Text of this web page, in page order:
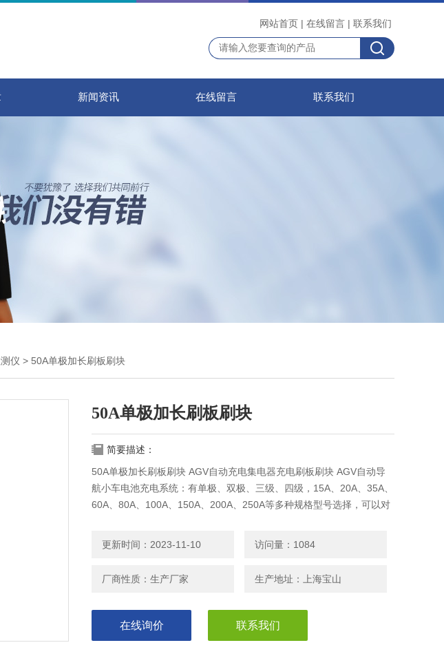
网站首页 | 在线留言 | 联系我们
新闻资讯 在线留言 联系我们
仪 > 50A单极加长刷板刷块
50A单极加长刷板刷块
简要描述：
50A单极加长刷板刷块 AGV自动充电集电器充电刷板刷块 AGV自动导
航小车电池充电系统：有单极、双极、三级、四级，15A、20A、35A、
60A、80A、100A、150A、200A、250A等多种规格型号选择，可以对
在AGV导航运输车在线充电系统，产品广泛应用于电力、铁路、通信、
更新时间：2023-11-10 访问量：1084
厂商性质：生产厂家 生产地址：上海宝山
在线询价 联系我们